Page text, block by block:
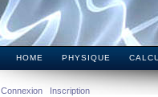
HOME PHYSIQUE
Connexion Inscription